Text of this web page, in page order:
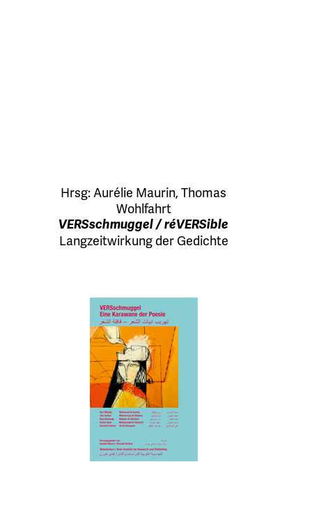
Hrsg:Aurélie Maurin, Thomas
Wohlfahrt
VERSschmuggel / réVERSible
Langzeitwirkung der Gedichte